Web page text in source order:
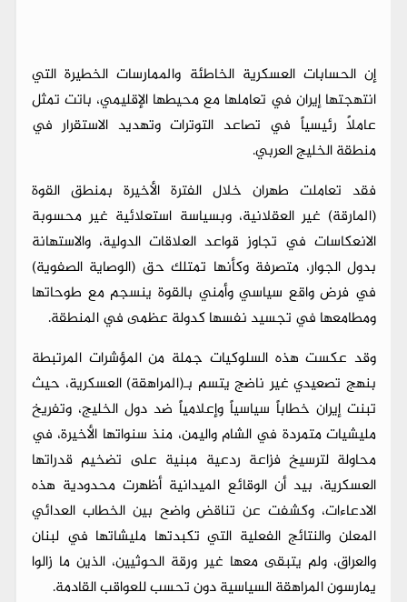
إن الحسابات العسكرية الخاطئة والممارسات الخطيرة التي
انتهجتها إيران في تعاملها مع محيطها الإقليمي، باتت تمثل
عاملاً رئيسياً في تصاعد التوترات وتهديد الاستقرار في
منطقة الخليج العربي.
فقد تعاملت طهران خلال الفترة الأخيرة بمنطق القوة
(المارقة) غير العقلانية، وبسياسة استعلائية غير محسوبة
الانعكاسات في تجاوز قواعد العلاقات الدولية، والاستهانة
بدول الجوار، متصرفة وكأنها تمتلك حق (الوصاية الصفوية)
في فرض واقع سياسي وأمني بالقوة ينسجم مع طوحاتها
ومطامعها في تجسيد نفسها كدولة عظمى في المنطقة.
وقد عكست هذه السلوكيات جملة من المؤشرات المرتبطة
بنهج تصعيدي غير ناضج يتسم بـ(المراهقة) العسكرية، حيث
تبنت إيران خطاباً سياسياً وإعلامياً ضد دول الخليج، وتفريخ
مليشيات متمردة في الشام واليمن، منذ سنواتها الأخيرة، في
محاولة لترسيخ فزاعة ردعية مبنية على تضخيم قدراتها
العسكرية، بيد أن الوقائع الميدانية أظهرت محدودية هذه
الادعاءات، وكشفت عن تناقض واضح بين الخطاب العدائي
المعلن والنتائج الفعلية التي تكبدتها مليشاتها في لبنان
والعراق، ولم يتبقى معها غير ورقة الحوثيين، الذين ما زالوا
يمارسون المراهقة السياسية دون تحسب للعواقب القادمة.